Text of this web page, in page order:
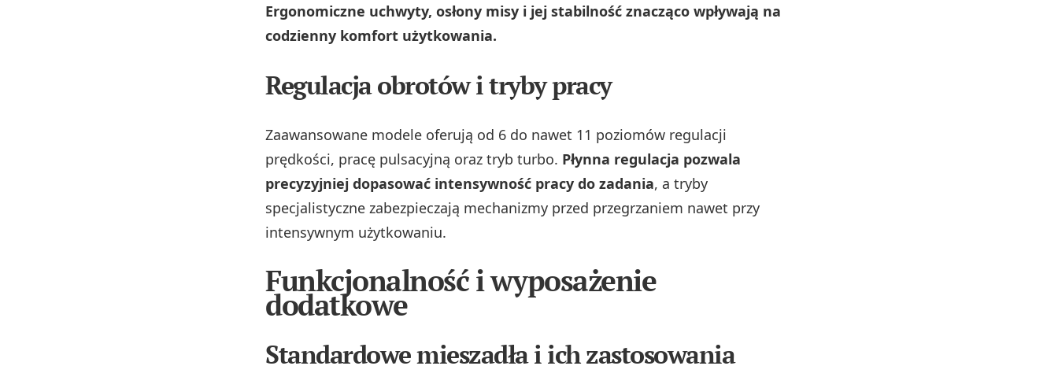
Ergonomiczne uchwyty, osłony misy i jej stabilność znacząco wpływają na
codzienny komfort użytkowania.
Regulacja obrotów i tryby pracy
Zaawansowane modele oferują od 6 do nawet 11 poziomów regulacji
prędkości, pracę pulsacyjną oraz tryb turbo. Płynna regulacja pozwala
precyzyjniej dopasować intensywność pracy do zadania, a tryby
specjalistyczne zabezpieczają mechanizmy przed przegrzaniem nawet przy
intensywnym użytkowaniu.
Funkcjonalność i wyposażenie
dodatkowe
Standardowe mieszadła i ich zastosowania